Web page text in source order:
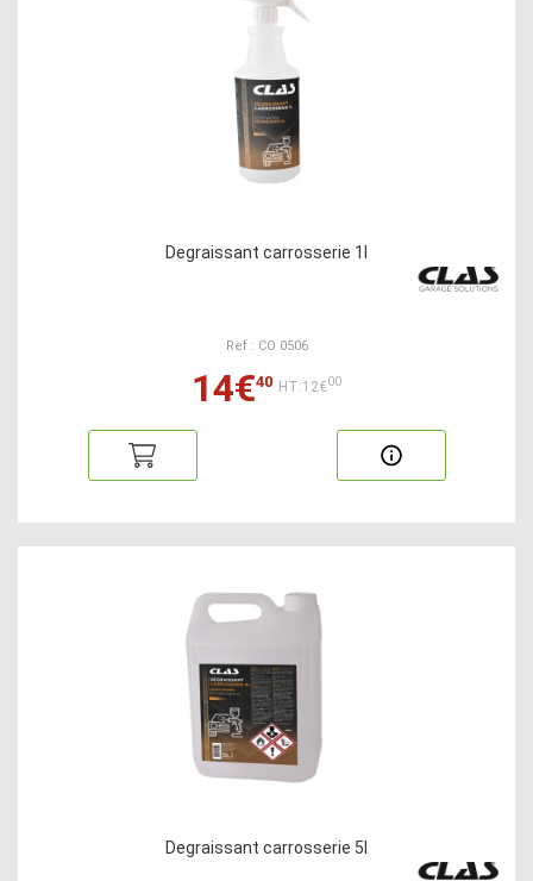
Degraissant carrosserie 1l
Ref : CO 0506
14€40 HT:12€00
Degraissant carrosserie 5l